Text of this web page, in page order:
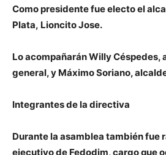
Como presidente fue electo el
Plata, Lioncito Jose.
Lo acompañarán Willy
general, y Máximo Soriano,
Integrantes de la directiva
Durante la asamblea también
ejecutivo de Fedodim, cargo que